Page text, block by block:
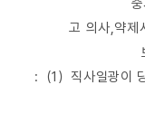
고 의사,약제
:（1）직사일광이